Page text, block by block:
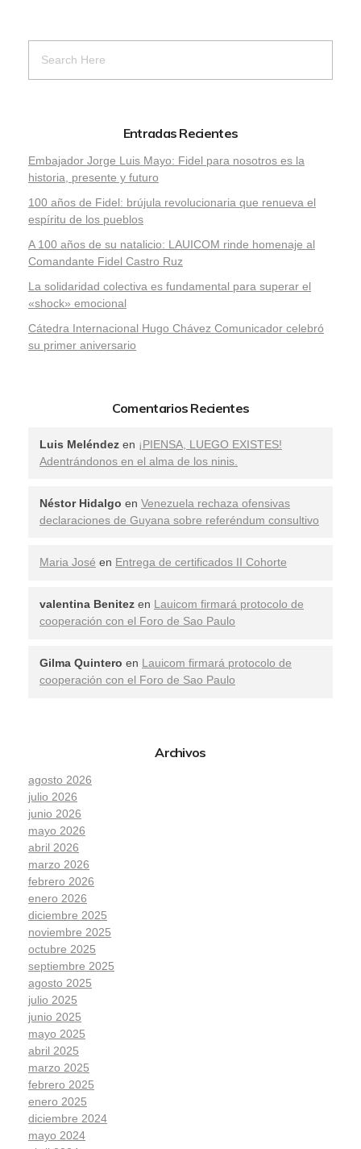
Entradas Recientes
Embajador Jorge Luis Mayo: Fidel para nosotros es la
historia, presente y futuro
100 años de Fidel: brújula revolucionaria que renueva el
espíritu de los pueblos
A 100 años de su natalicio: LAUICOM rinde homenaje al
Comandante Fidel Castro Ruz
La solidaridad colectiva es fundamental para superar el
«shock» emocional
Cátedra Internacional Hugo Chávez Comunicador celebró
su primer aniversario
Comentarios Recientes
Luis Meléndez en ¡PIENSA, LUEGO EXISTES!
Adentrándonos en el alma de los ninis.
Néstor Hidalgo en Venezuela rechaza ofensivas
declaraciones de Guyana sobre referéndum consultivo
Maria José en Entrega de certificados II Cohorte
valentina Benitez en Lauicom firmará protocolo de
cooperación con el Foro de Sao Paulo
Gilma Quintero en Lauicom firmará protocolo de
cooperación con el Foro de Sao Paulo
Archivos
agosto 2026
julio 2026
junio 2026
mayo 2026
abril 2026
marzo 2026
febrero 2026
enero 2026
diciembre 2025
noviembre 2025
octubre 2025
septiembre 2025
agosto 2025
julio 2025
junio 2025
mayo 2025
abril 2025
marzo 2025
febrero 2025
enero 2025
diciembre 2024
mayo 2024